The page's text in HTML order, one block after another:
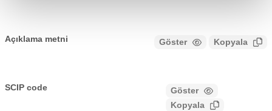
Açıklama metni Göster Kopyala
anahtarı. Ortam sıcaklığı: 5–100 °C. Ayar basınç aralığı: 0,5–
10 bar. Besleme kablosu uzunluğu: 1 m.
SCIP code
Göster
Kopyala